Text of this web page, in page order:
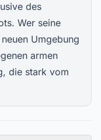
des
Wer seine
Umgebung
armen
die stark vom